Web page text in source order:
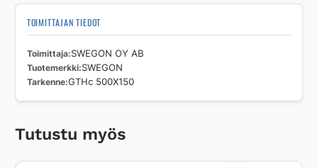
TOIMITTAJAN TIEDOT
Toimittaja SWEGON OY AB
Tuotemerkki SWEGON
Tarkenne GTHc 500X150
Tutustu myös